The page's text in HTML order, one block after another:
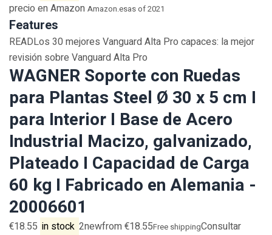
precio en Amazon Amazon.esas of 2021
Features
READLos 30 mejores Vanguard Alta Pro capaces: la mejor
revisión sobre Vanguard Alta Pro
WAGNER Soporte con Ruedas
para Plantas Steel Ø 30 x 5 cm I
para Interior I Base de Acero
Industrial Macizo, galvanizado,
Plateado I Capacidad de Carga
60 kg I Fabricado en Alemania -
20006601
€18.55 in stock 2newfrom €18.55Free shippingConsultar